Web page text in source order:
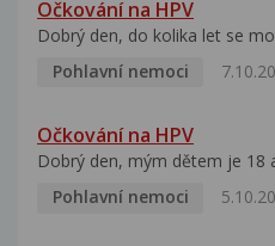
Očkování na HPV
Dobrý den, do kolika let se
Pohlavní nemoci
Očkování na HPV
Dobrý den, mým dětem je 18
Pohlavní nemoci